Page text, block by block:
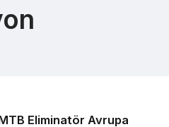
Eliminatör Avrupa